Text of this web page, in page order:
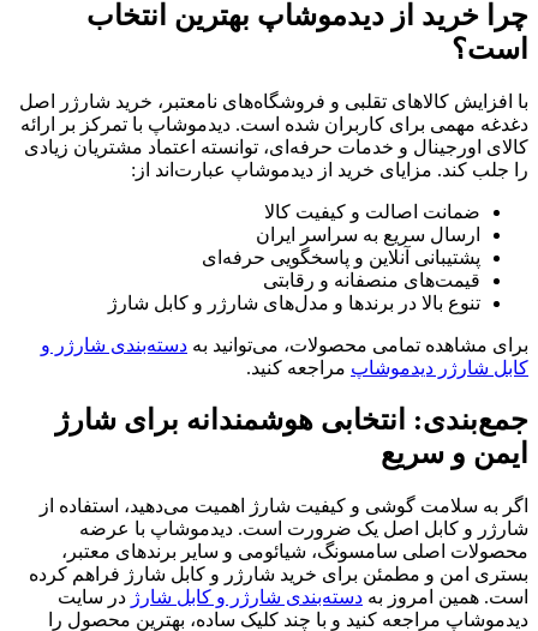
چرا خرید از دیدموشاپ بهترین انتخاب
است؟
با افزایش کالاهای تقلبی و فروشگاه‌های نامعتبر، خرید شارژر اصل
دغدغه مهمی برای کاربران شده است. دیدموشاپ با تمرکز بر ارائه
کالای اورجینال و خدمات حرفه‌ای، توانسته اعتماد مشتریان زیادی
را جلب کند. مزایای خرید از دیدموشاپ عبارت‌اند از:
ضمانت اصالت و کیفیت کالا
ارسال سریع به سراسر ایران
پشتیبانی آنلاین و پاسخگویی حرفه‌ای
قیمت‌های منصفانه و رقابتی
تنوع بالا در برندها و مدل‌های شارژر و کابل شارژ
برای مشاهده تمامی محصولات، می‌توانید به دسته‌بندی شارژر و
کابل شارژر دیدموشاپ مراجعه کنید.
جمع‌بندی: انتخابی هوشمندانه برای شارژ
ایمن و سریع
اگر به سلامت گوشی و کیفیت شارژ اهمیت می‌دهید، استفاده از
شارژر و کابل اصل یک ضرورت است. دیدموشاپ با عرضه
محصولات اصلی سامسونگ، شیائومی و سایر برندهای معتبر،
بستری امن و مطمئن برای خرید شارژر و کابل شارژ فراهم کرده
است. همین امروز به دسته‌بندی شارژر و کابل شارژ در سایت
دیدموشاپ مراجعه کنید و با چند کلیک ساده، بهترین محصول را